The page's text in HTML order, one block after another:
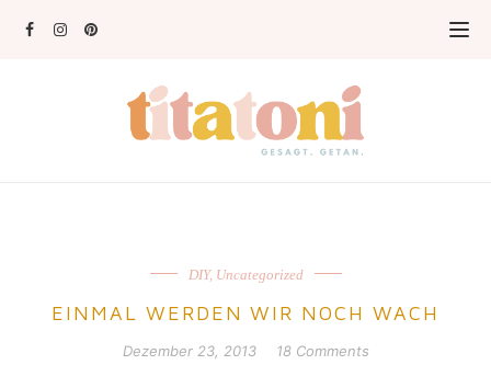
DIY, Uncategorized
EINMAL WERDEN WIR NOCH WACH
Dezember 23, 2013 18 Comments